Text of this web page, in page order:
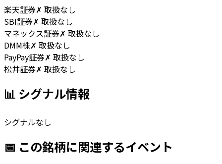
楽天証券✗ 取扱なし
SBI証券✗ 取扱なし
マネックス証券✗ 取扱なし
DMM株✗ 取扱なし
PayPay証券✗ 取扱なし
松井証券✗ 取扱なし
📊 シグナル情報
シグナルなし
📅 この銘柄に関連するイベント